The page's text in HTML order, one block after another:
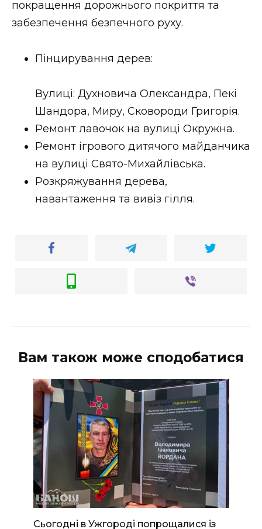
покращення дорожнього покриття та
забезпечення безпечного руху.
Пінцирування дерев:
Вулиці: Духновича Олександра, Пекі
Шандора, Миру, Сковороди Григорія.
Ремонт лавочок на вулиці Окружна.
Ремонт ігрового дитячого майданчика
на вулиці Свято-Михайлівська.
Розкряжування дерева,
навантаження та вивіз гілля.
Вам також може сподобатися
Сьогодні в Ужгороді попрощалися із